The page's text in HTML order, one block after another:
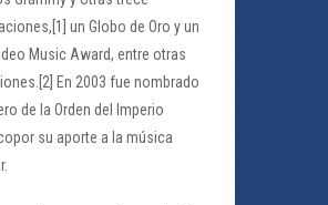
un Globo de Oro y un
Music Award, entre otras
En 2003 fue nombrado
de la Orden del Imperio
su aporte a la música